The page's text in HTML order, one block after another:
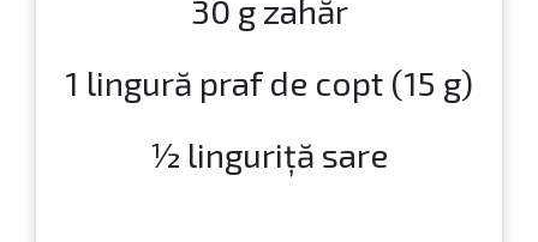
30 g zahăr
1 lingură praf de copt (15 g)
½ linguriță sare